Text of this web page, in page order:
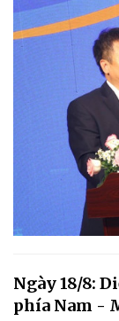
Ngày 18/8:
phía Nam -